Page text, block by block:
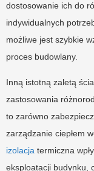
dostosowanie ich do
indywidualnych
możliwe jest szybkie
proces budowlany.
Inną istotną zaletą
zastosowania
to zarówno
zarządzanie ciepłem
izolacja termiczna
eksploatacji budynku,